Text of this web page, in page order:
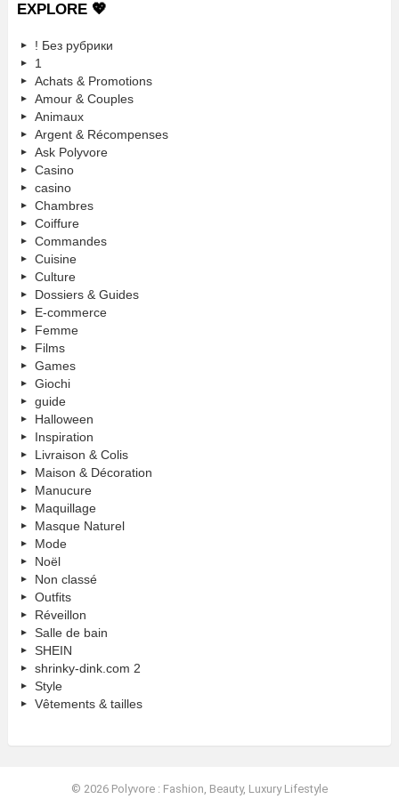
EXPLORE 💖
! Без рубрики
1
Achats & Promotions
Amour & Couples
Animaux
Argent & Récompenses
Ask Polyvore
Casino
casino
Chambres
Coiffure
Commandes
Cuisine
Culture
Dossiers & Guides
E-commerce
Femme
Films
Games
Giochi
guide
Halloween
Inspiration
Livraison & Colis
Maison & Décoration
Manucure
Maquillage
Masque Naturel
Mode
Noël
Non classé
Outfits
Réveillon
Salle de bain
SHEIN
shrinky-dink.com 2
Style
Vêtements & tailles
© 2026 Polyvore : Fashion, Beauty, Luxury Lifestyle